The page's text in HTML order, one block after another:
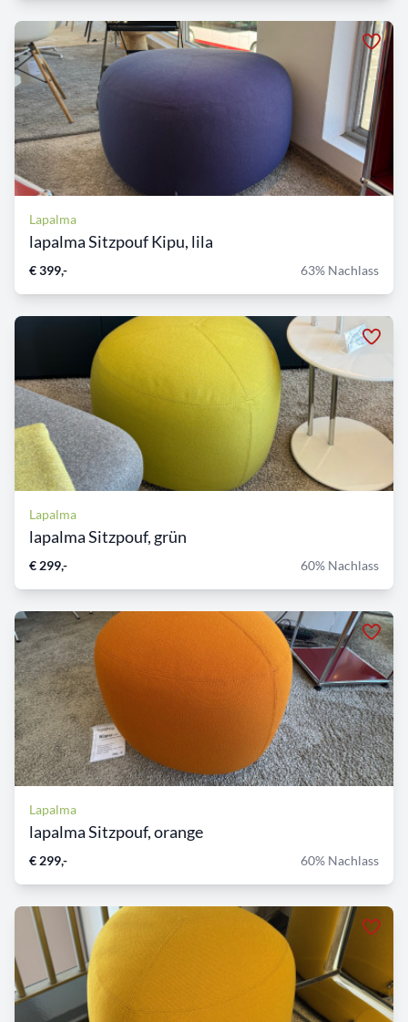
Lapalma
lapalma Sitzpouf Kipu, lila
€ 399,- 63% Nachlass
Lapalma
lapalma Sitzpouf, grün
€ 299,- 60% Nachlass
Lapalma
lapalma Sitzpouf, orange
€ 299,- 60% Nachlass